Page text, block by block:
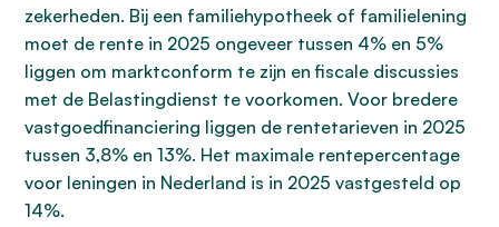
zekerheden. Bij een familiehypotheek of familielening
moet de rente in 2025 ongeveer tussen 4% en 5%
liggen om marktconform te zijn en fiscale discussies
met de Belastingdienst te voorkomen. Voor bredere
vastgoedfinanciering liggen de rentetarieven in 2025
tussen 3,8% en 13%. Het maximale rentepercentage
voor leningen in Nederland is in 2025 vastgesteld op
14%.